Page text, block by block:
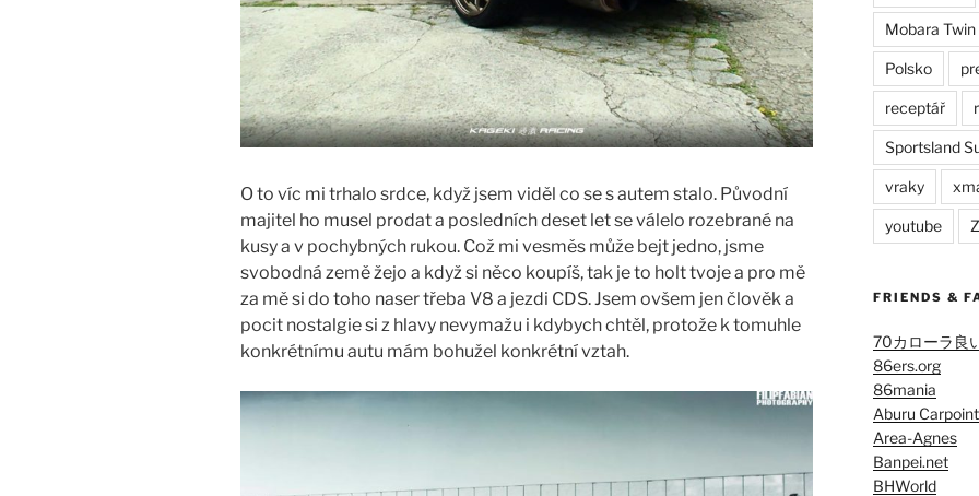
O to víc mi trhalo srdce, když jsem viděl co se s autem stalo. Původní
majitel ho musel prodat a posledních deset let se válelo rozebrané na
kusy a v pochybných rukou. Což mi vesměs může bejt jedno, jsme
svobodná země žejo a když si něco koupíš, tak je to holt tvoje a pro mě
za mě si do toho naser třeba V8 a jezdi CDS. Jsem ovšem jen člověk a
pocit nostalgie si z hlavy nevymažu i kdybych chtěl, protože k tomuhle
konkrétnímu autu mám bohužel konkrétní vztah.
Mobara Twin
Polsko
receptář
Sportsland
vraky
youtube Z
FRIENDS &
70カローラ良
86ers.org
86mania
Aburu Carpoint
Area-Agnes
Banpei.net
BHWorld